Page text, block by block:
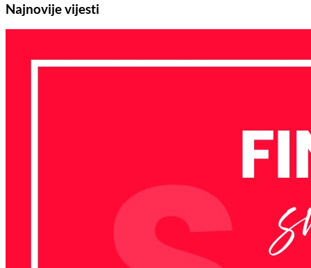
Najnovije vijesti